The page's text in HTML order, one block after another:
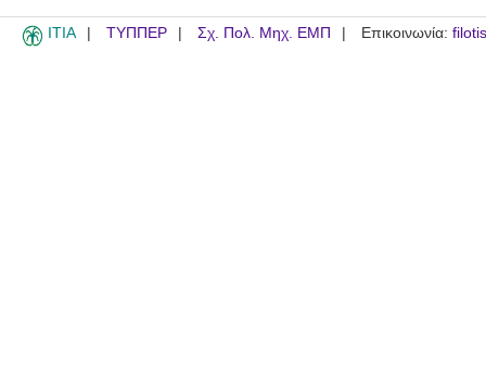
ITIA ΤΥΠΠΕΡ Σχ. Πολ. Μηχ. ΕΜΠ Επικοινωνία: